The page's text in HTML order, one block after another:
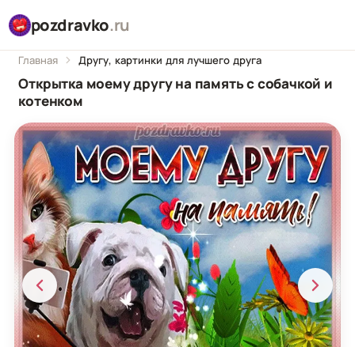
pozdravko.ru
Главная Другу, картинки для лучшего друга
Открытка моему другу на память с собачкой и
котенком